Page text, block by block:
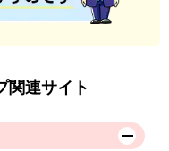
関連サイト